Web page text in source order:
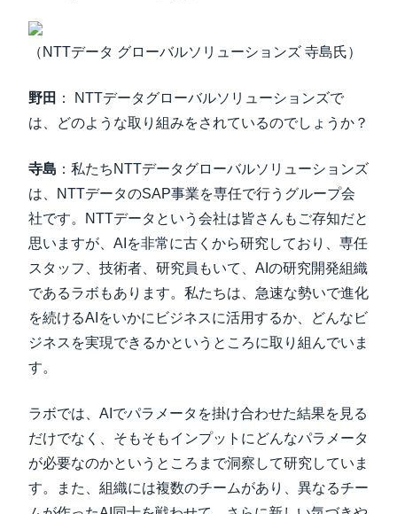
（NTTデータ グローバルソリューションズ 寺島氏）
野田 ： NTTデータグローバルソリューションズで
は、どのような取り組みをされているのでしょうか？
寺島 ：私たちNTTデータグローバルソリューションズ
は、NTTデータのSAP事業を専任で行うグループ会
社です。NTTデータという会社は皆さんもご存知だと
思いますが、AIを非常に古くから研究しており、専任
スタッフ、技術者、研究員もいて、AIの研究開発組織
であるラボもあります。私たちは、急速な勢いで進化
を続けるAIをいかにビジネスに活用するか、どんなビ
ジネスを実現できるかというところに取り組んでいま
す。
ラボでは、AIでパラメータを掛け合わせた結果を見る
だけでなく、そもそもインプットにどんなパラメータ
が必要なのかというところまで洞察して研究していま
す。また、組織には複数のチームがあり、異なるチー